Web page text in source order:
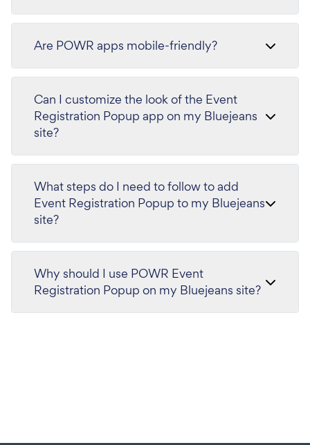
Are POWR apps mobile-friendly?
Can I customize the look of the Event
Registration Popup app on my Bluejeans
site?
What steps do I need to follow to add
Event Registration Popup to my Bluejeans
site?
Why should I use POWR Event
Registration Popup on my Bluejeans site?